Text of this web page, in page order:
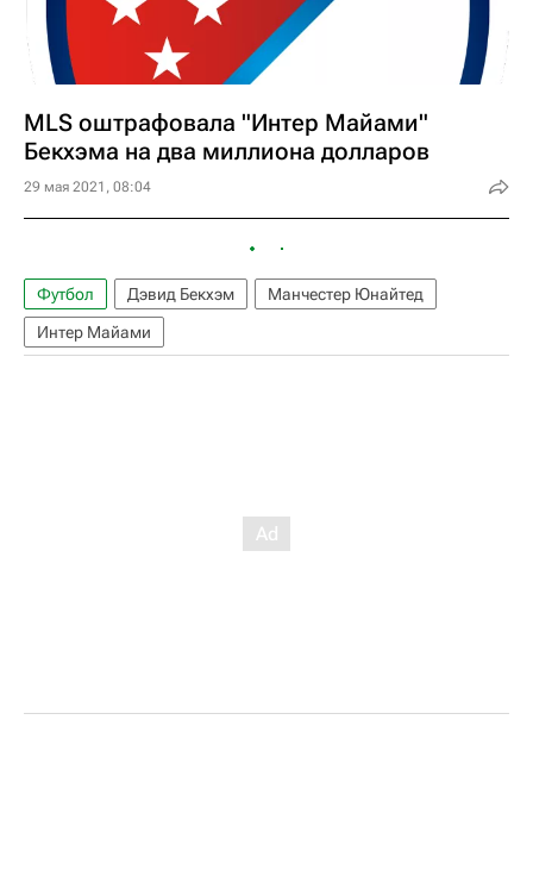
MLS оштрафовала "Интер Майами"
Бекхэма на два миллиона долларов
29 мая 2021, 08:04
Футбол Дэвид Бекхэм
Манчестер Юнайтед
Интер Майами